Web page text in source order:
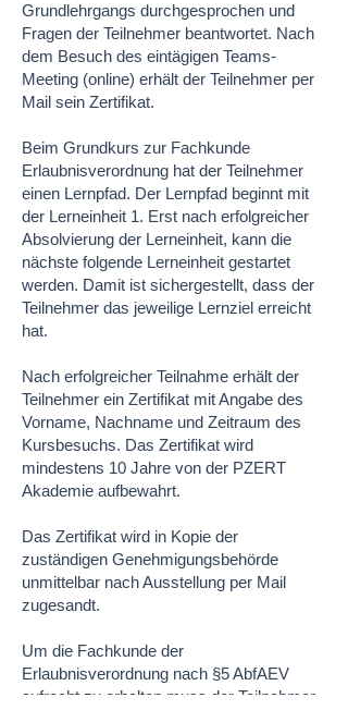
Grundlehrgangs durchgesprochen und
Fragen der Teilnehmer beantwortet. Nach
dem Besuch des eintägigen Teams-
Meeting (online) erhält der Teilnehmer per
Mail sein Zertifikat.
Beim Grundkurs zur Fachkunde
Erlaubnisverordnung hat der Teilnehmer
einen Lernpfad. Der Lernpfad beginnt mit
der Lerneinheit 1. Erst nach erfolgreicher
Absolvierung der Lerneinheit, kann die
nächste folgende Lerneinheit gestartet
werden. Damit ist sichergestellt, dass der
Teilnehmer das jeweilige Lernziel erreicht
hat.
Nach erfolgreicher Teilnahme erhält der
Teilnehmer ein Zertifikat mit Angabe des
Vorname, Nachname und Zeitraum des
Kursbesuchs. Das Zertifikat wird
mindestens 10 Jahre von der PZERT
Akademie aufbewahrt.
Das Zertifikat wird in Kopie der
zuständigen Genehmigungsbehörde
unmittelbar nach Ausstellung per Mail
zugesandt.
Um die Fachkunde der
Erlaubnisverordnung nach §5 AbfAEV
aufrecht zu erhalten muss der Teilnehmer